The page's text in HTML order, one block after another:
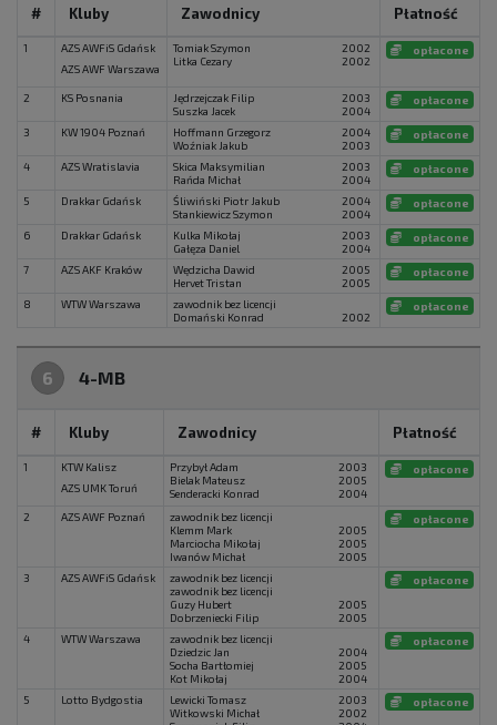
# Kluby Zawodnicy Płatność
1
AZS AWFiS Gdańsk
AZS AWF Warszawa
Tomiak Szymon
2002
Litka Cezary
2002
opłacone
2 KS Posnania Jędrzejczak Filip
2003
Suszka Jacek
2004
opłacone
3 KW 1904 Poznań Hoffmann Grzegorz
2004
Woźniak Jakub
2003
opłacone
4 AZS Wratislavia Skica Maksymilian
2003
Rańda Michał
2004
opłacone
5 Drakkar Gdańsk Śliwiński Piotr Jakub
2004
Stankiewicz Szymon
2004
opłacone
6 Drakkar Gdańsk Kulka Mikołaj
2003
Gałęza Daniel
2004
opłacone
7 AZS AKF Kraków Wędzicha Dawid
2005
Hervet Tristan
2005
opłacone
8 WTW Warszawa
zawodnik bez licencji
Domański Konrad
2002
opłacone
6 4-MB
# Kluby Zawodnicy Płatność
1
KTW Kalisz
AZS UMK Toruń
Przybył Adam
2003
Bielak Mateusz
2005
Senderacki Konrad
2004
opłacone
2 AZS AWF Poznań
zawodnik bez licencji
Klemm Mark
2005
Marciocha Mikołaj
2005
Iwanów Michał
2005
opłacone
3 AZS AWFiS Gdańsk
zawodnik bez licencji
zawodnik bez licencji
Guzy Hubert
2005
Dobrzeniecki Filip
2005
opłacone
4 WTW Warszawa
zawodnik bez licencji
Dziedzic Jan
2004
Socha Bartłomiej
2005
Kot Mikołaj
2004
opłacone
5 Lotto Bydgostia Lewicki Tomasz
2003
Witkowski Michał
2002
opłacone